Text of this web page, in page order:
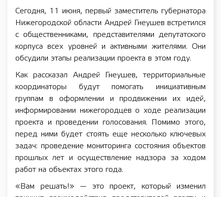
Сегодня, 11 июня, первый заместитель губернатора
Нижегородской области Андрей Гнеушев встретился
с общественниками, представителями депутатского
корпуса всех уровней и активными жителями. Они
обсудили этапы реализации проекта в этом году.
Как рассказал Андрей Гнеушев, территориальные
координаторы будут помогать инициативным
группам в оформлении и продвижении их идей,
информировании нижегородцев о ходе реализации
проекта и проведении голосования. Помимо этого,
перед ними будет стоять еще несколько ключевых
задач: проведение мониторинга состояния объектов
прошлых лет и осуществление надзора за ходом
работ на объектах этого года.
«Вам решать!» — это проект, который изменил